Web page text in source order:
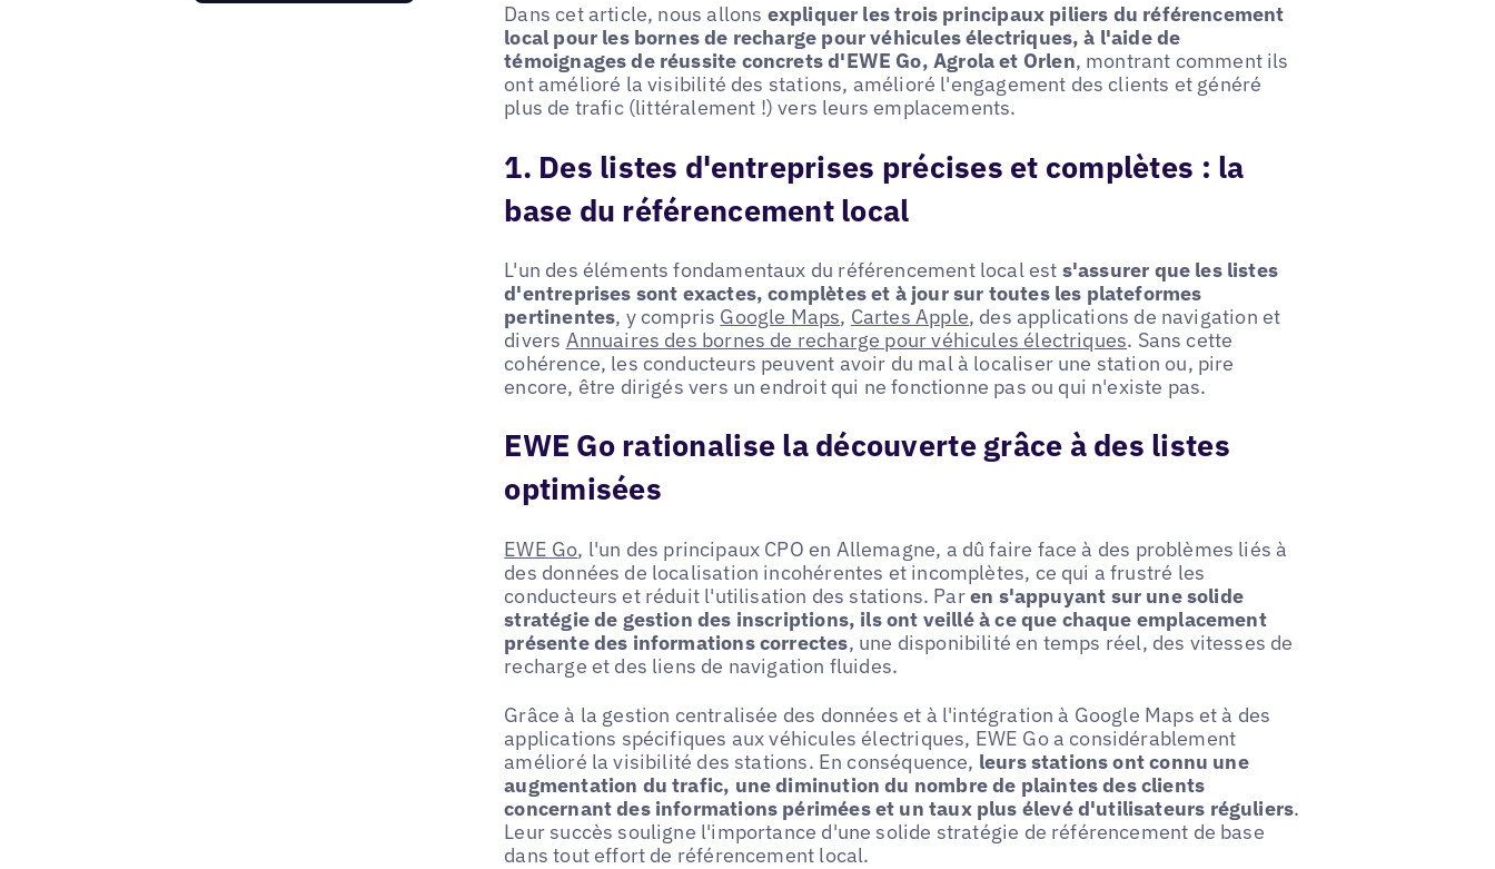
Dans cet article, nous allons expliquer les trois principaux piliers du référencement
local pour les bornes de recharge pour véhicules électriques, à l'aide de
témoignages de réussite concrets d'EWE Go, Agrola et Orlen, montrant comment ils
ont amélioré la visibilité des stations, amélioré l'engagement des clients et généré
plus de trafic (littéralement !) vers leurs emplacements.
1. Des listes d'entreprises précises et complètes : la
base du référencement local
L'un des éléments fondamentaux du référencement local est s'assurer que les listes
d'entreprises sont exactes, complètes et à jour sur toutes les plateformes
pertinentes, y compris Google Maps, Cartes Apple, des applications de navigation et
divers Annuaires des bornes de recharge pour véhicules électriques. Sans cette
cohérence, les conducteurs peuvent avoir du mal à localiser une station ou, pire
encore, être dirigés vers un endroit qui ne fonctionne pas ou qui n'existe pas.
EWE Go rationalise la découverte grâce à des listes
optimisées
EWE Go, l'un des principaux CPO en Allemagne, a dû faire face à des problèmes liés à
des données de localisation incohérentes et incomplètes, ce qui a frustré les
conducteurs et réduit l'utilisation des stations. Paren s'appuyant sur une solide
stratégie de gestion des inscriptions, ils ont veillé à ce que chaque emplacement
présente des informations correctes, une disponibilité en temps réel, des vitesses de
recharge et des liens de navigation fluides.
Grâce à la gestion centralisée des données et à l'intégration à Google Maps et à des
applications spécifiques aux véhicules électriques, EWE Go a considérablement
amélioré la visibilité des stations. En conséquence, leurs stations ont connu une
augmentation du trafic, une diminution du nombre de plaintes des clients
concernant des informations périmées et un taux plus élevé d'utilisateurs réguliers.
Leur succès souligne l'importance d'une solide stratégie de référencement de base
dans tout effort de référencement local.